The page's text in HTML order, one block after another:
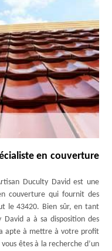
en couverture
Duculty David est une
couverture qui fournit des
le 43420. Bien sûr, en tant
David a à sa disposition des
apte à mettre à votre profit
êtes à la recherche d’un